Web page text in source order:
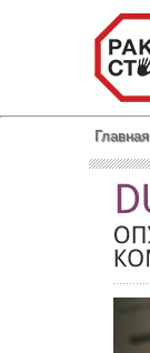
Главная